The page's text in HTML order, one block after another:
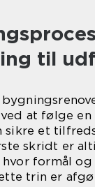
til
at følge
sikre et
skridt er
formål og
trin er